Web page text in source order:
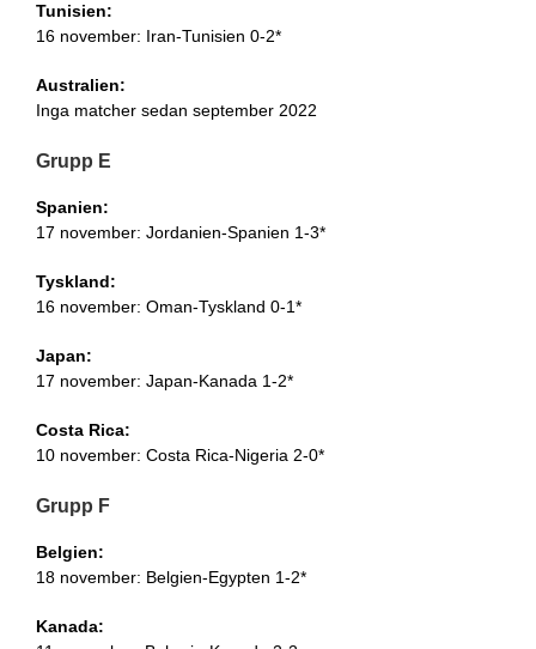
Tunisien:
16 november: Iran-Tunisien 0-2*
Australien:
Inga matcher sedan september 2022
Grupp E
Spanien:
17 november: Jordanien-Spanien 1-3*
Tyskland:
16 november: Oman-Tyskland 0-1*
Japan:
17 november: Japan-Kanada 1-2*
Costa Rica:
10 november: Costa Rica-Nigeria 2-0*
Grupp F
Belgien:
18 november: Belgien-Egypten 1-2*
Kanada: